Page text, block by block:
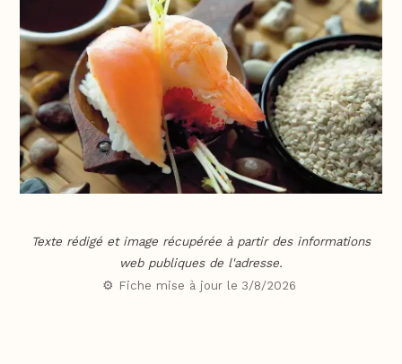
Texte rédigé et image récupérée à partir des informations
web publiques de l'adresse.
⚙️ Fiche mise à jour le 3/8/2026